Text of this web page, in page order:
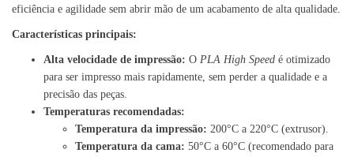
eficiência e agilidade sem abrir mão de um acabamento de alta qualidade.
Características principais:
Alta velocidade de impressão: O PLA High Speed é otimizado
para ser impresso mais rapidamente, sem perder a qualidade e a
precisão das peças.
Temperaturas recomendadas:
Temperatura da impressão: 200°C a 220°C (extrusor).
Temperatura da cama: 50°C a 60°C (recomendado para